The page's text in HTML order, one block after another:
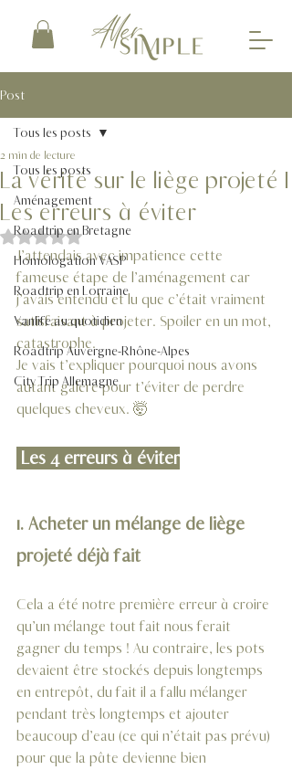
Post
Tous les posts
Aménagement
Roadtrip en Bretagne
Homologation VASP
Roadtrip en Lorraine
Vanlife au quotidien
Roadtrip Auvergne-Rhône-Alpes
City Trip Allemagne
Tous les posts
La vérité sur le liège projeté I
Les erreurs à éviter
2 min de lecture
Noté NaN étoiles sur 5.
J’attendais avec impatience cette
fameuse étape de l’aménagement car
j’avais entendu et lu que c’était vraiment
satisfaisant à projeter. Spoiler en un mot,
catastrophe.
Je vais t’expliquer pourquoi nous avons
autant galéré pour t’éviter de perdre
quelques cheveux. 🤯
Les 4 erreurs à éviter
1. Acheter un mélange de liège
projeté déjà fait
Cela a été notre première erreur à croire
qu’un mélange tout fait nous ferait
gagner du temps ! Au contraire, les pots
devaient être stockés depuis longtemps
en entrepôt, du fait il a fallu mélanger
pendant très longtemps et ajouter
beaucoup d’eau (ce qui n’était pas prévu)
pour que la pâte devienne bien